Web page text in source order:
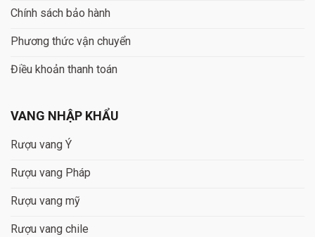
Chính sách bảo hành
Phương thức vận chuyển
Điều khoản thanh toán
VANG NHẬP KHẨU
Rượu vang Ý
Rượu vang Pháp
Rượu vang mỹ
Rượu vang chile